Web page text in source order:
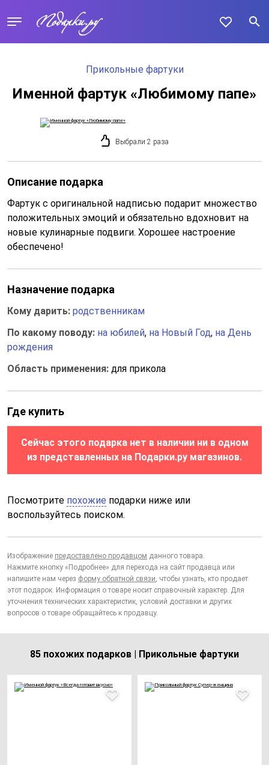
Прикольные фартуки
Именной фартук «Любимому папе»
Выбрали 2 раза
Описание подарка
Фартук с оригинальной надписью подарит множество
положительных эмоций и обязательно вдохновит на
новые кулинарные подвиги. Хорошее настроение
обеспечено!
Назначение подарка
Кому дарить: родственникам
По какому поводу: на юбилей, на Новый Год, на День
рождения
Область применения: для прикола
Где купить
Сейчас этого подарка нет в наличии ни в одном
из представленных на Подарки.ру магазинов.
Посмотрите похожие подарки ниже или
воспользуйтесь поиском.
Изображение предоставлено продавцом данного товара.
Нажмите кнопку «Подробнее» для перехода на сайт продавца или
напишите нам через форму обратной связи, чтобы узнать, кто продает
этот подарок. Информация о товаре носит справочный характер. Для
уточнения технических характеристик, условий доставки и других
вопросов о товаре обращайтесь к продавцу.
85 похожих подарков | Прикольные фартуки